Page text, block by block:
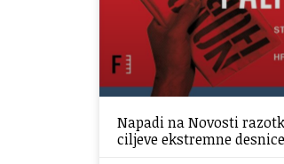
Napadi na Novosti
ciljeve ekstremne desnice